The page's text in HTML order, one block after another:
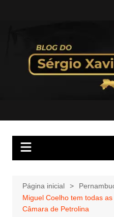
Página inicial
Miguel Coelho tem todas
Câmara de Petrolina